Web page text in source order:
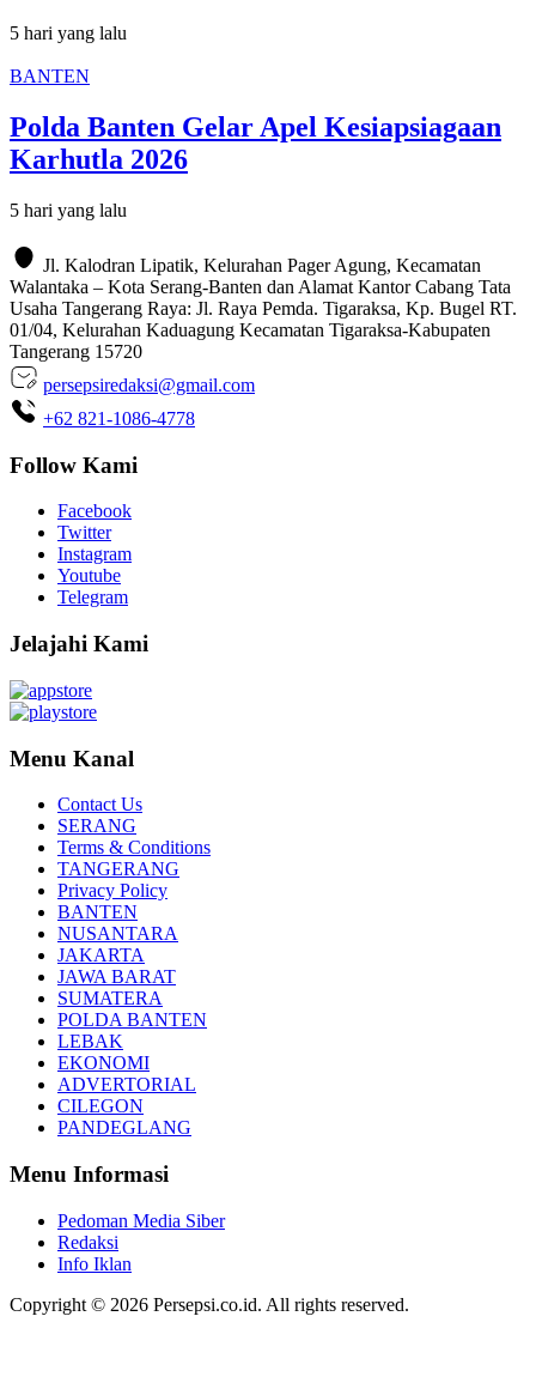
5 hari yang lalu
BANTEN
Polda Banten Gelar Apel Kesiapsiagaan
Karhutla 2026
5 hari yang lalu
Jl. Kalodran Lipatik, Kelurahan Pager Agung, Kecamatan
Walantaka – Kota Serang-Banten dan Alamat Kantor Cabang Tata
Usaha Tangerang Raya: Jl. Raya Pemda. Tigaraksa, Kp. Bugel RT.
01/04, Kelurahan Kaduagung Kecamatan Tigaraksa-Kabupaten
Tangerang 15720
persepsiredaksi@gmail.com
+62 821-1086-4778
Follow Kami
Facebook
Twitter
Instagram
Youtube
Telegram
Jelajahi Kami
Menu Kanal
Contact Us
SERANG
Terms & Conditions
TANGERANG
Privacy Policy
BANTEN
NUSANTARA
JAKARTA
JAWA BARAT
SUMATERA
POLDA BANTEN
LEBAK
EKONOMI
ADVERTORIAL
CILEGON
PANDEGLANG
Menu Informasi
Pedoman Media Siber
Redaksi
Info Iklan
Copyright © 2026 Persepsi.co.id. All rights reserved.